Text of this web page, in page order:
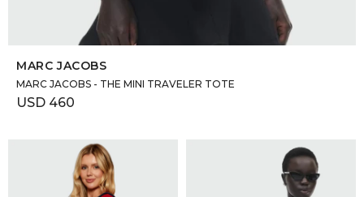
MARC JACOBS
MARC JACOBS - THE MINI TRAVELER TOTE
USD 460